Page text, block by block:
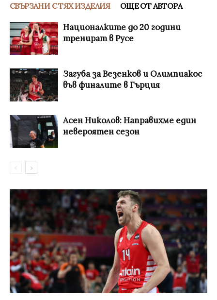
СВЪРЗАНИ С ТЯХ ИЗДЕЛИЯ ОЩЕ ОТ АВТОРА
Националките до 20 години
тренират в Русе
Загуба за Везенков и Олимпиакос
във финалите в Гърция
Асен Николов: Направихме един
невероятен сезон